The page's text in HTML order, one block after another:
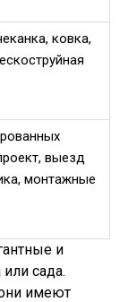
ковка,
выезд
монтажные
и
сада.
имеют